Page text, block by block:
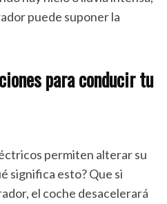
puede suponer la
para conducir tu
permiten alterar su
significa esto? Que si
el coche desacelerará